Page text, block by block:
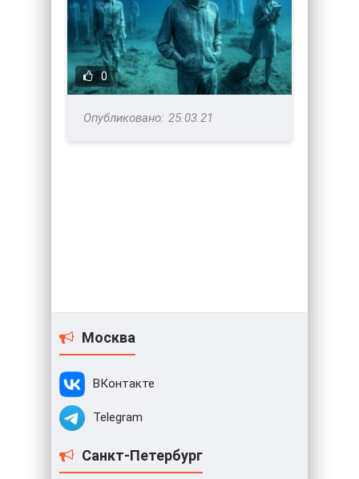
0
25.03.21
Москва
ВКонтакте
Telegram
Санкт-Петербург